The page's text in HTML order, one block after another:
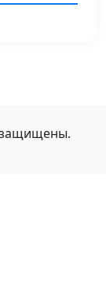
защищены.